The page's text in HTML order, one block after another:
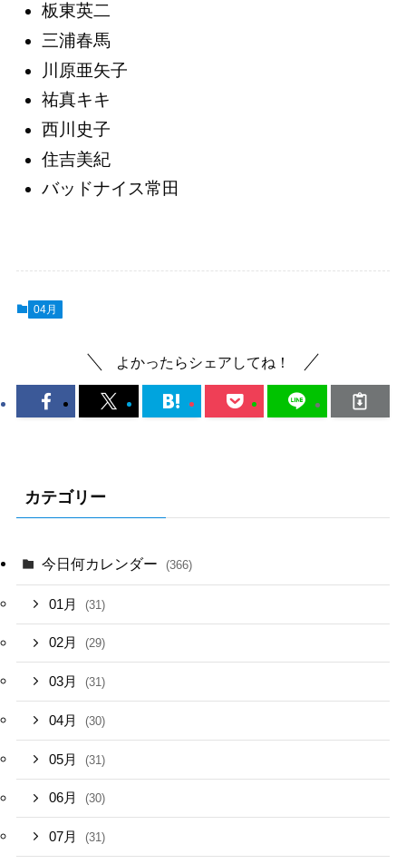
板東英二
三浦春馬
川原亜矢子
祐真キキ
西川史子
住吉美紀
バッドナイス常田
04月
よかったらシェアしてね！
カテゴリー
今日何カレンダー (366)
01月 (31)
02月 (29)
03月 (31)
04月 (30)
05月 (31)
06月 (30)
07月 (31)